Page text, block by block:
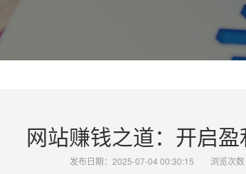
网站赚钱之道：开启
发布日期：2025-07-04 00:30:15 浏览次数